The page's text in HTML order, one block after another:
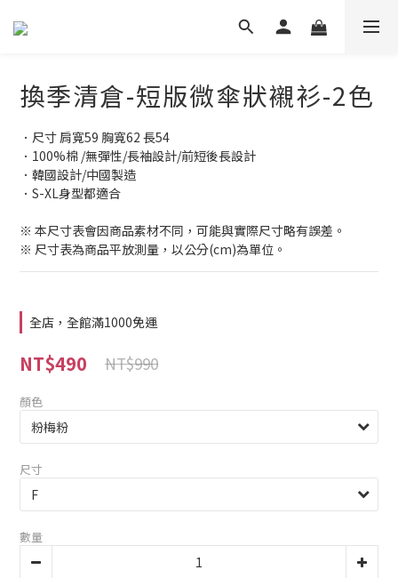
換季清倉-短版微傘狀襯衫-2色
．尺寸 肩寬59 胸寬62 長54
．100%棉 /無彈性/長袖設計/前短後長設計
．韓國設計/中國製造
．S-XL身型都適合
※ 本尺寸表會因商品素材不同，可能與實際尺寸略有誤差。
※ 尺寸表為商品平放測量，以公分(cm)為單位。
全店，全館滿1000免運
NT$490 NT$990
顏色
尺寸
數量